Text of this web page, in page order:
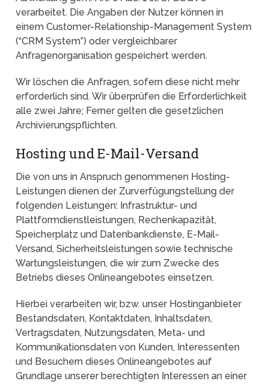
verarbeitet. Die Angaben der Nutzer können in
einem Customer-Relationship-Management System
(“CRM System”) oder vergleichbarer
Anfragenorganisation gespeichert werden.
Wir löschen die Anfragen, sofern diese nicht mehr
erforderlich sind. Wir überprüfen die Erforderlichkeit
alle zwei Jahre; Ferner gelten die gesetzlichen
Archivierungspflichten.
Hosting und E-Mail-Versand
Die von uns in Anspruch genommenen Hosting-
Leistungen dienen der Zurverfügungstellung der
folgenden Leistungen: Infrastruktur- und
Plattformdienstleistungen, Rechenkapazität,
Speicherplatz und Datenbankdienste, E-Mail-
Versand, Sicherheitsleistungen sowie technische
Wartungsleistungen, die wir zum Zwecke des
Betriebs dieses Onlineangebotes einsetzen.
Hierbei verarbeiten wir, bzw. unser Hostinganbieter
Bestandsdaten, Kontaktdaten, Inhaltsdaten,
Vertragsdaten, Nutzungsdaten, Meta- und
Kommunikationsdaten von Kunden, Interessenten
und Besuchern dieses Onlineangebotes auf
Grundlage unserer berechtigten Interessen an einer